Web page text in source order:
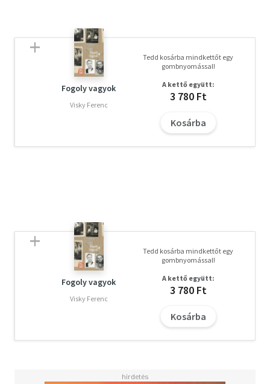
Fogoly vagyok
Visky Ferenc
Tedd kosárba mindkettőt egy
gombnyomással!
A kettő együtt:
3 780 Ft
Kosárba
Fogoly vagyok
Visky Ferenc
Tedd kosárba mindkettőt egy
gombnyomással!
A kettő együtt:
3 780 Ft
Kosárba